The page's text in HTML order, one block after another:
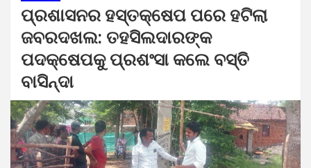
ପ୍ରଶାସନର ହସ୍ତକ୍ଷେପ ପରେ ହଟିଲା
ଜବରଦଖଲ: ତହସିଲଦାରଙ୍କ
ପଦକ୍ଷେପକୁ ପ୍ରଶଂସା କଲେ ବସ୍ତି
ବାସିନ୍ଦା